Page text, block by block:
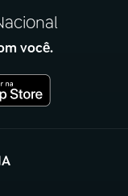
você.
nova aba)